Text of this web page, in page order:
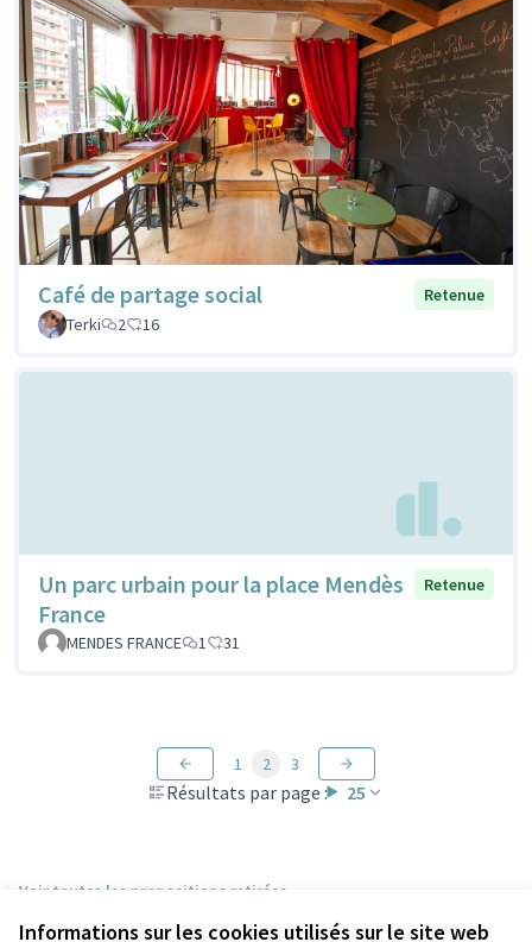
Informations sur les cookies utilisés sur le site web
Café de partage social
Retenue
Terki
2 16
Un parc urbain pour la place Mendès
France
Retenue
MENDES FRANCE 1 31
Résultats par page : 25
1 2 3
Voir toutes les propositions retirées